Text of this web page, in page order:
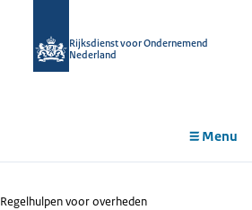
Rijksdienst voor Ondernemend
Nederland
Menu
Regelhulpen voor overheden